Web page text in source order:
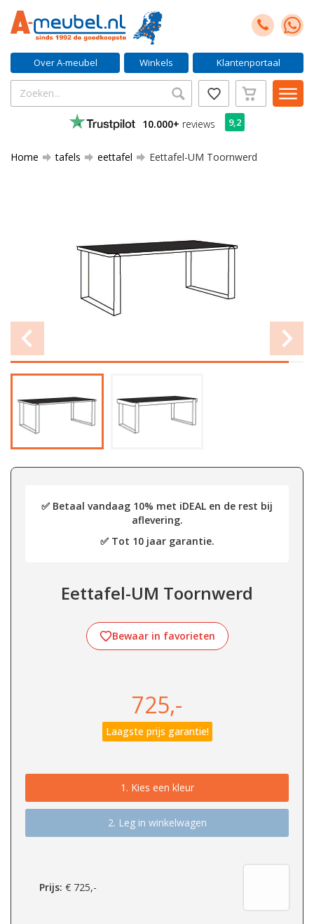
Over A-meubel Winkels Klantenportaal
10.000+ reviews 9,2
Home tafels eettafel Eettafel-UM Toornwerd
✅ Betaal vandaag 10% met iDEAL en de rest bij
aflevering.
✅ Tot 10 jaar garantie.
Eettafel-UM Toornwerd
Bewaar in favorieten
725,-
Laagste prijs garantie!
1. Kies een kleur
2. Leg in winkelwagen
Prijs: € 725,-